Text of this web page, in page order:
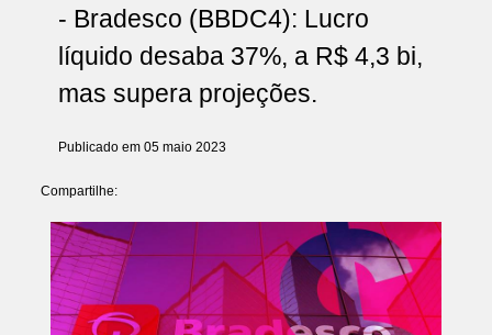
- Bradesco (BBDC4): Lucro
líquido desaba 37%, a R$ 4,3 bi,
mas supera projeções.
Publicado em 05 maio 2023
Compartilhe: